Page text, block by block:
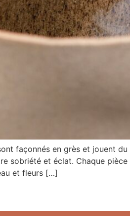
façonnés en grès et jouent
sobriété et éclat. Chaque
et fleurs […]